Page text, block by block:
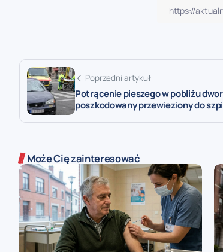
Poprzedni artykuł
Potrącenie pieszego w pobliżu
poszkodowany przewieziony do
Może Cię zainteresować